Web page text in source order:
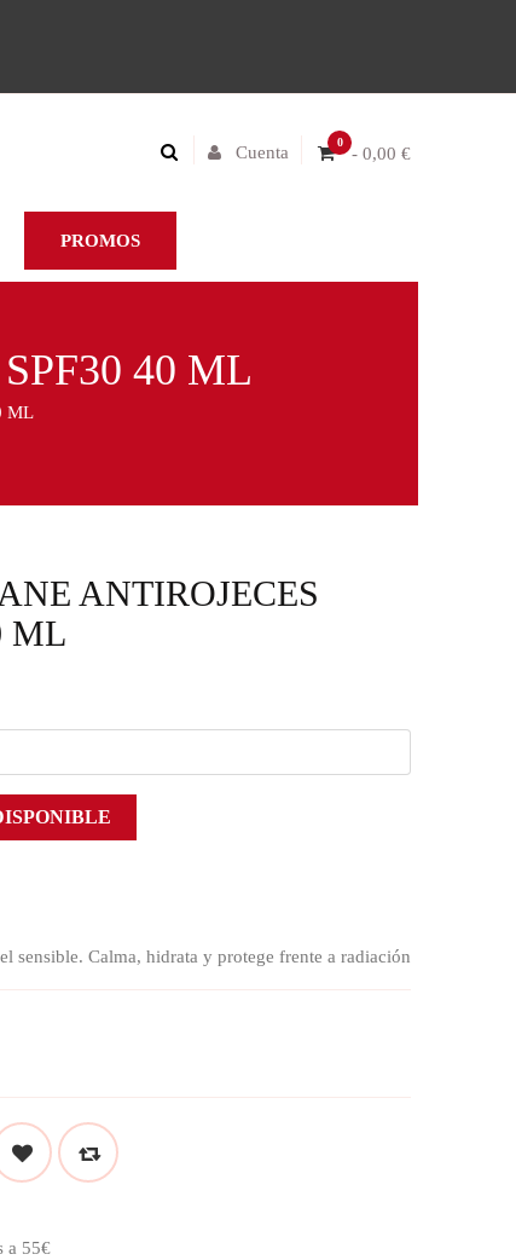
0
- 0,00 €
Cuenta
PROMOS
40 ML
ML
ANTIROJECES
ML
sensible. Calma, hidrata y protege frente a radiación
a 55€